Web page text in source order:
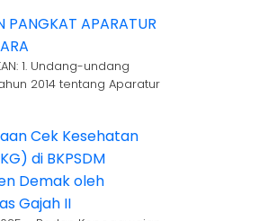
PANGKAT APARATUR
1. Undang-undang
2014 tentang Aparatur
Cek Kesehatan
di BKPSDM
Demak oleh
Gajah II